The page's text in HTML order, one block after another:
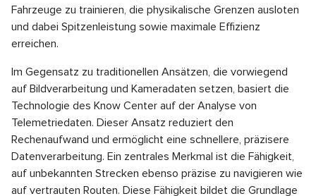
Fahrzeuge zu trainieren, die physikalische Grenzen ausloten
und dabei Spitzenleistung sowie maximale Effizienz
erreichen.
Im Gegensatz zu traditionellen Ansätzen, die vorwiegend
auf Bildverarbeitung und Kameradaten setzen, basiert die
Technologie des Know Center auf der Analyse von
Telemetriedaten. Dieser Ansatz reduziert den
Rechenaufwand und ermöglicht eine schnellere, präzisere
Datenverarbeitung. Ein zentrales Merkmal ist die Fähigkeit,
auf unbekannten Strecken ebenso präzise zu navigieren wie
auf vertrauten Routen. Diese Fähigkeit bildet die Grundlage